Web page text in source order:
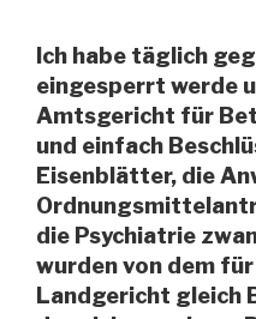
Ich habe täglich
eingesperrt werde
Amtsgericht für
und einfach
Eisenblätter, die
die Psychiatrie
wurden von dem
Landgericht gleich